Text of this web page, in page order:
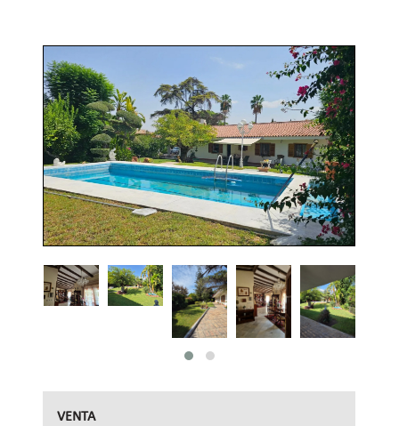
VENTA